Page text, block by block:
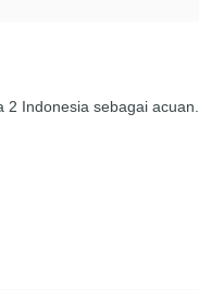
2 Indonesia sebagai acuan.